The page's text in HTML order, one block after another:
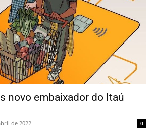
novo embaixador do Itaú
de 2022 0